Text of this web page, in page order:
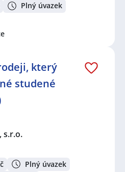
Plný úvazek
který
studené
s.r.o.
Plný úvazek